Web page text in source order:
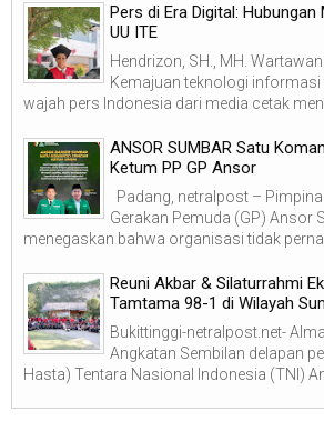
Pers di Era Digital: Hubungan
UU ITE
Hendrizon, SH., MH.
Kemajuan teknologi informasi
wajah pers Indonesia dari media cetak
ANSOR SUMBAR Satu
Ketum PP GP Ansor
Padang, netralpost –
Gerakan Pemuda (GP) Ansor
menegaskan bahwa organisasi tidak
Reuni Akbar & Silaturrahmi
Tamtama 98-1 di Wilayah
Bukittinggi-netralpost.net-
Angkatan Sembilan delapan
Hasta) Tentara Nasional Indonesia (TNI)